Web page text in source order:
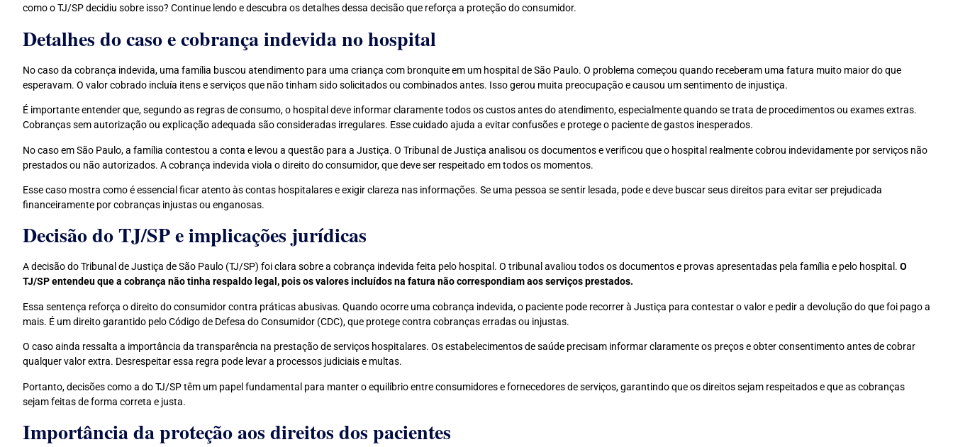
como o TJ/SP decidiu sobre isso? Continue lendo e descubra os detalhes dessa decisão que reforça a proteção do consumidor.
Detalhes do caso e cobrança indevida no hospital
No caso da cobrança indevida, uma família buscou atendimento para uma criança com bronquite em um hospital de São Paulo. O problema começou quando receberam uma fatura muito maior do que
esperavam. O valor cobrado incluía itens e serviços que não tinham sido solicitados ou combinados antes. Isso gerou muita preocupação e causou um sentimento de injustiça.
É importante entender que, segundo as regras de consumo, o hospital deve informar claramente todos os custos antes do atendimento, especialmente quando se trata de procedimentos ou exames extras.
Cobranças sem autorização ou explicação adequada são consideradas irregulares. Esse cuidado ajuda a evitar confusões e protege o paciente de gastos inesperados.
No caso em São Paulo, a família contestou a conta e levou a questão para a Justiça. O Tribunal de Justiça analisou os documentos e verificou que o hospital realmente cobrou indevidamente por serviços não
prestados ou não autorizados. A cobrança indevida viola o direito do consumidor, que deve ser respeitado em todos os momentos.
Esse caso mostra como é essencial ficar atento às contas hospitalares e exigir clareza nas informações. Se uma pessoa se sentir lesada, pode e deve buscar seus direitos para evitar ser prejudicada
financeiramente por cobranças injustas ou enganosas.
Decisão do TJ/SP e implicações jurídicas
A decisão do Tribunal de Justiça de São Paulo (TJ/SP) foi clara sobre a cobrança indevida feita pelo hospital. O tribunal avaliou todos os documentos e provas apresentadas pela família e pelo hospital. O
TJ/SP entendeu que a cobrança não tinha respaldo legal, pois os valores incluídos na fatura não correspondiam aos serviços prestados.
Essa sentença reforça o direito do consumidor contra práticas abusivas. Quando ocorre uma cobrança indevida, o paciente pode recorrer à Justiça para contestar o valor e pedir a devolução do que foi pago a
mais. É um direito garantido pelo Código de Defesa do Consumidor (CDC), que protege contra cobranças erradas ou injustas.
O caso ainda ressalta a importância da transparência na prestação de serviços hospitalares. Os estabelecimentos de saúde precisam informar claramente os preços e obter consentimento antes de cobrar
qualquer valor extra. Desrespeitar essa regra pode levar a processos judiciais e multas.
Portanto, decisões como a do TJ/SP têm um papel fundamental para manter o equilíbrio entre consumidores e fornecedores de serviços, garantindo que os direitos sejam respeitados e que as cobranças
sejam feitas de forma correta e justa.
Importância da proteção aos direitos dos pacientes